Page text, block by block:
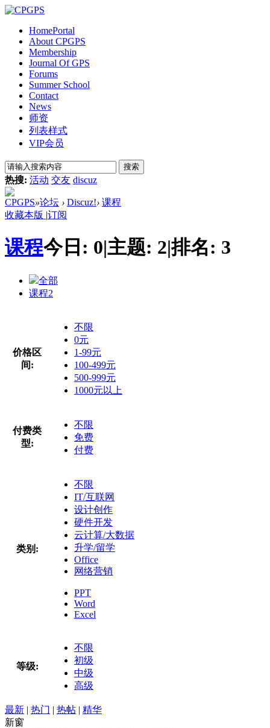
HomePortal
About CPGPS
Membership
Journal Of GPS
Forums
Summer School
Contact
News
师资
列表样式
VIP会员
搜索
热搜: 活动 交友 discuz
CPGPS»论坛 › Discuz!› 课程
收藏本版 |订阅
课程今日: 0|主题: 2|排名: 3
全部
课程2
价格区
间:
不限
0元
1-99元
100-499元
500-999元
1000元以上
付费类
型:
不限
免费
付费
类别:
不限
IT/互联网
设计创作
硬件开发
云计算/大数据
升学/留学
Office
网络营销
PPT
Word
Excel
等级:
不限
初级
中级
高级
最新 | 热门 | 热帖 | 精华
新窗